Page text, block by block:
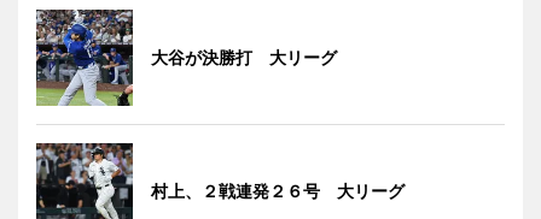
大谷が決勝打 大リーグ
村上、２戦連発２６号 大リーグ